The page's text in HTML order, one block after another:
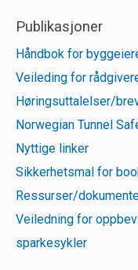
Publikasjoner
Håndbok for
Veileding for
Høringsuttalelser/
Norwegian Tunnel
Nyttige linker
Sikkerhetsmal for
Ressurser/
Veiledning for
sparkesykler